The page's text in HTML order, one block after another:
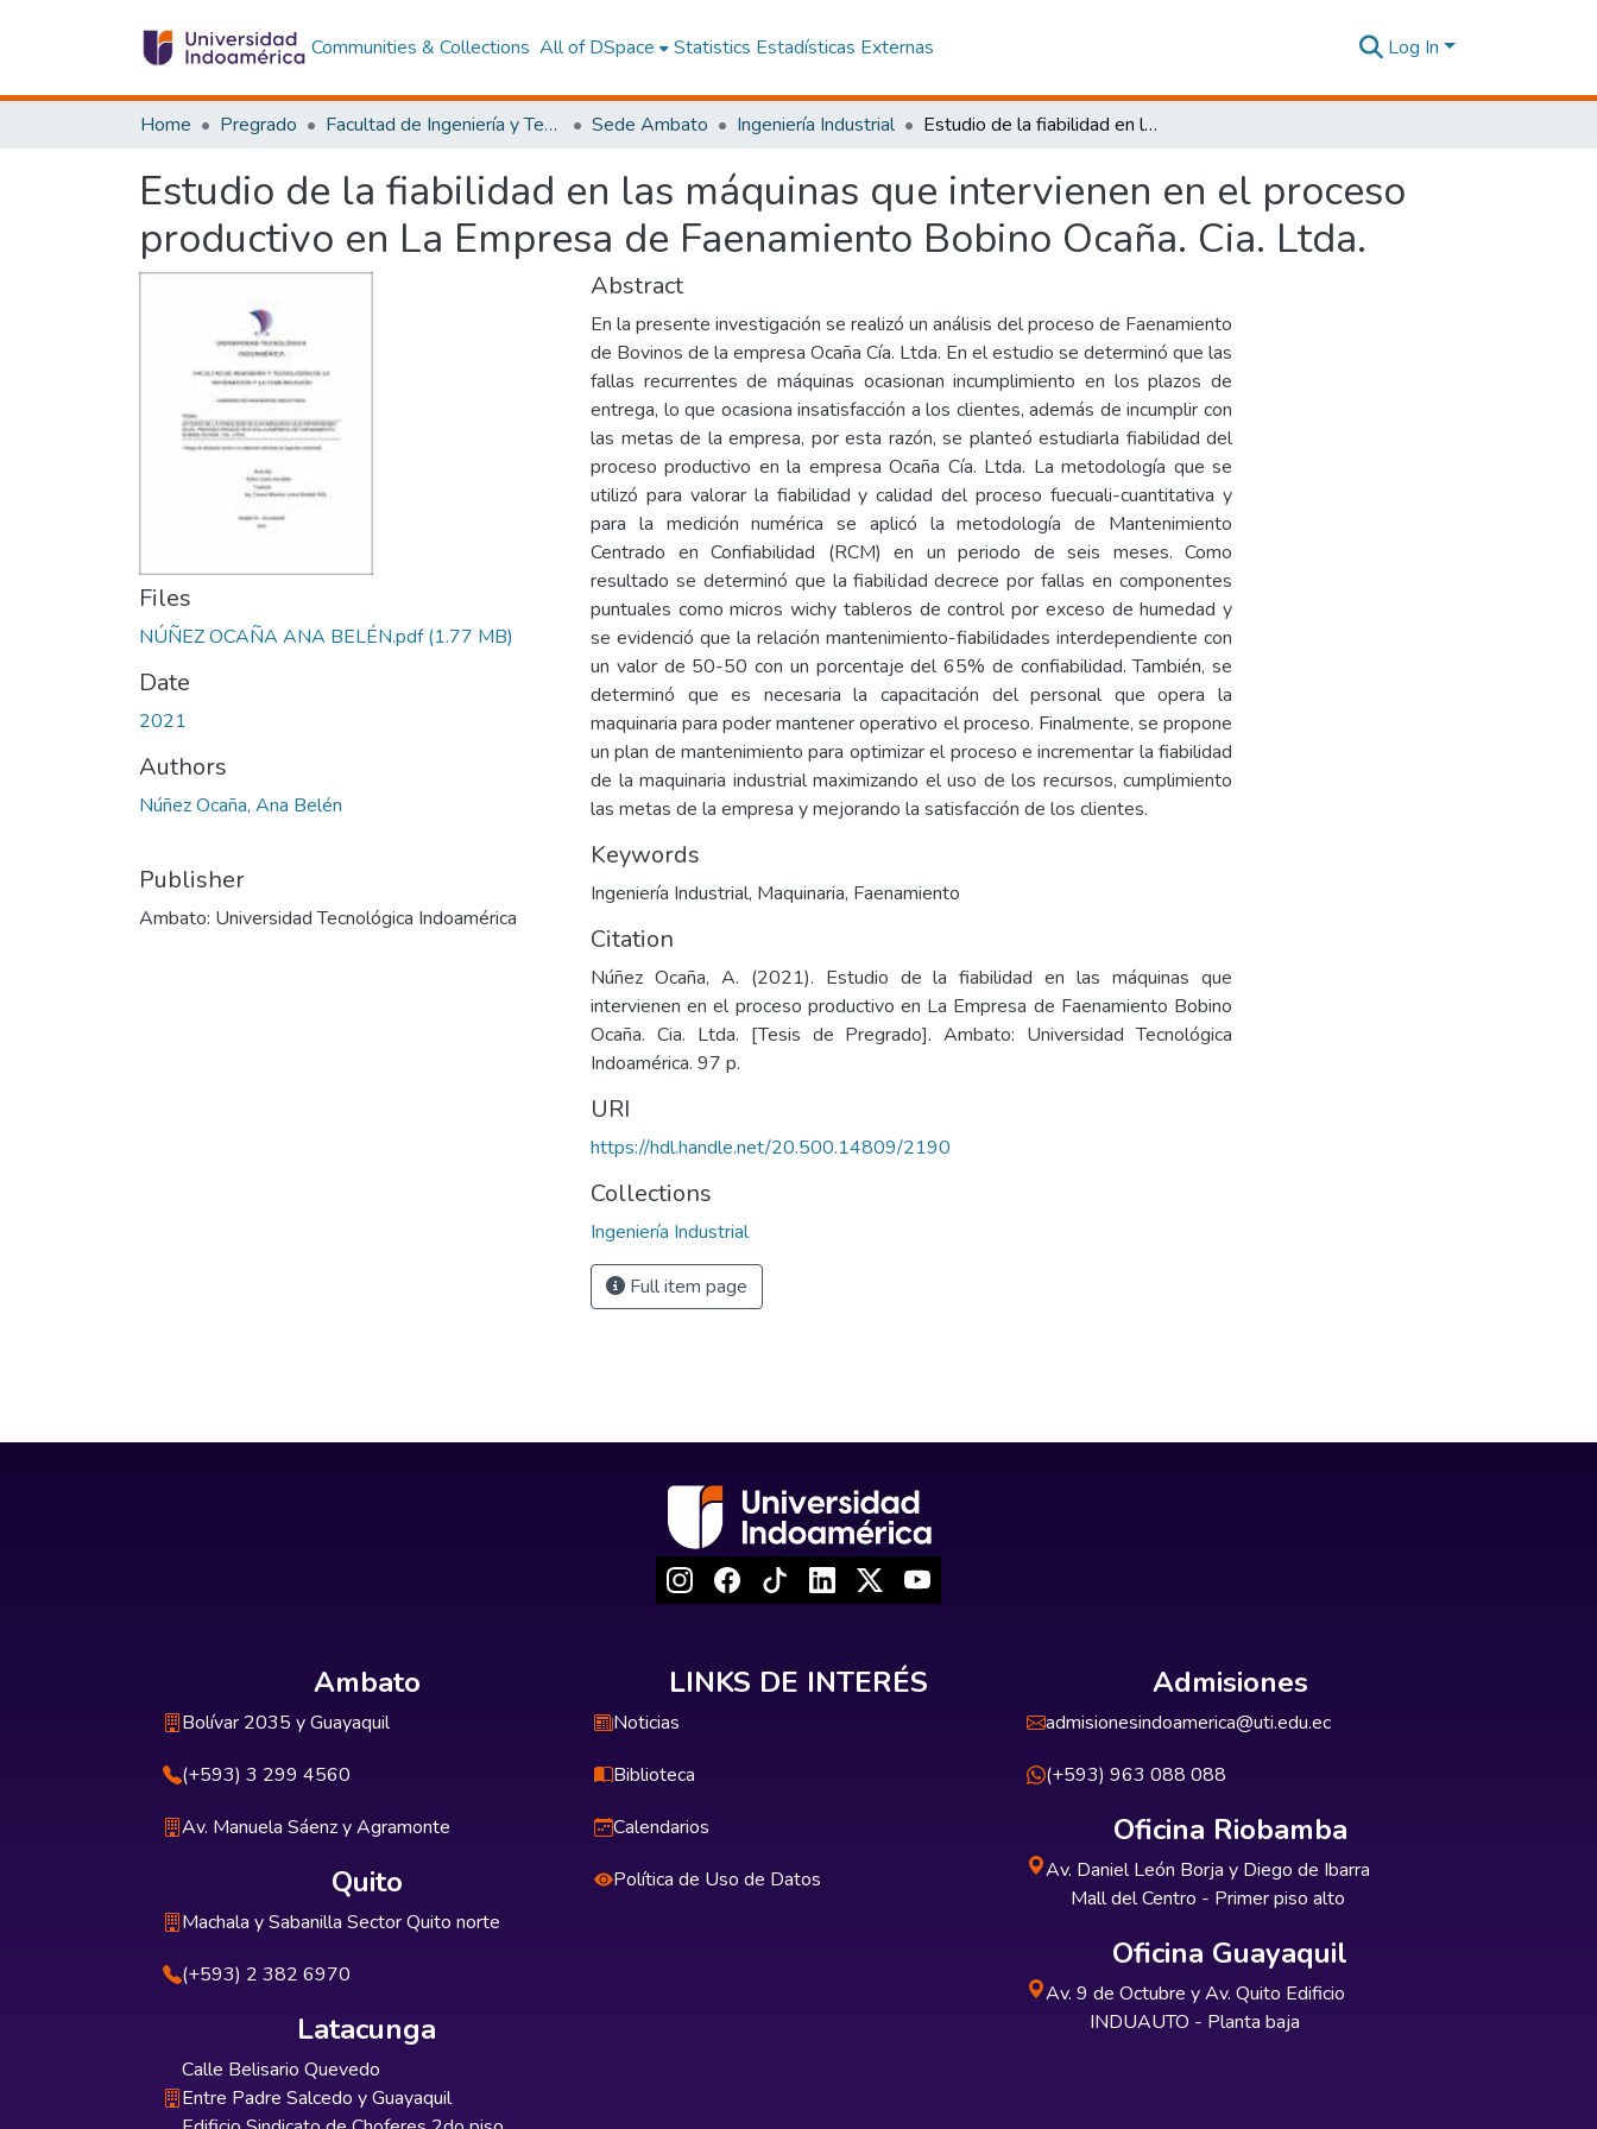
Communities & Collections All of DSpace Statistics Estadísticas Externas Log In
Home Pregrado Facultad de Ingeniería y Tecnologías de la Información y la Comunicación Sede Ambato Ingeniería Industrial Estudio de la fiabilidad en las máquinas que intervienen en el proceso productivo en La Empresa de Faenamiento Bobino Ocaña. Cia. Ltda.
Estudio de la fiabilidad en las máquinas que intervienen en el proceso
productivo en La Empresa de Faenamiento Bobino Ocaña. Cia. Ltda.
Files
NÚÑEZ OCAÑA ANA BELÉN.pdf(1.77 MB)
Date
2021
Authors
Núñez Ocaña, Ana Belén
Publisher
Ambato: Universidad Tecnológica Indoamérica
Abstract
En la presente investigación se realizó un análisis del proceso de Faenamiento
de Bovinos de la empresa Ocaña Cía. Ltda. En el estudio se determinó que las
fallas recurrentes de máquinas ocasionan incumplimiento en los plazos de
entrega, lo que ocasiona insatisfacción a los clientes, además de incumplir con
las metas de la empresa, por esta razón, se planteó estudiarla fiabilidad del
proceso productivo en la empresa Ocaña Cía. Ltda. La metodología que se
utilizó para valorar la fiabilidad y calidad del proceso fuecuali-cuantitativa y
para la medición numérica se aplicó la metodología de Mantenimiento
Centrado en Confiabilidad (RCM) en un periodo de seis meses. Como
resultado se determinó que la fiabilidad decrece por fallas en componentes
puntuales como micros wichy tableros de control por exceso de humedad y
se evidenció que la relación mantenimiento-fiabilidades interdependiente con
un valor de 50-50 con un porcentaje del 65% de confiabilidad. También, se
determinó que es necesaria la capacitación del personal que opera la
maquinaria para poder mantener operativo el proceso. Finalmente, se propone
un plan de mantenimiento para optimizar el proceso e incrementar la fiabilidad
de la maquinaria industrial maximizando el uso de los recursos, cumplimiento
las metas de la empresa y mejorando la satisfacción de los clientes.
Keywords
Ingeniería Industrial, Maquinaria, Faenamiento
Citation
Núñez Ocaña, A. (2021). Estudio de la fiabilidad en las máquinas que
intervienen en el proceso productivo en La Empresa de Faenamiento Bobino
Ocaña. Cia. Ltda. [Tesis de Pregrado]. Ambato: Universidad Tecnológica
Indoamérica. 97 p.
URI
https://hdl.handle.net/20.500.14809/2190
Collections
Ingeniería Industrial
Full item page
Ambato
Bolívar 2035 y Guayaquil
(+593) 3 299 4560
Av. Manuela Sáenz y Agramonte
Quito
Machala y Sabanilla Sector Quito norte
(+593) 2 382 6970
Latacunga
Calle Belisario Quevedo
Entre Padre Salcedo y Guayaquil
LINKS DE INTERÉS
Noticias
Biblioteca
Calendarios
Política de Uso de Datos
Admisiones
admisionesindoamerica@uti.edu.ec
(+593) 963 088 088
Oficina Riobamba
Av. Daniel León Borja y Diego de Ibarra
Mall del Centro - Primer piso alto
Oficina Guayaquil
Av. 9 de Octubre y Av. Quito Edificio
INDUAUTO - Planta baja